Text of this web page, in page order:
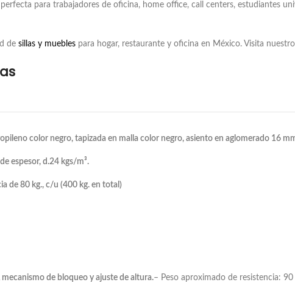
para trabajadores de oficina, home office, call centers, estudiantes
de sillas y muebles para hogar, restaurante y oficina en México. Visita nuestro
color negro, tapizada en malla color negro, asiento en aglomerado 16
espesor, d.24 kgs/m³.
de 80 kg., c/u (400 kg. en total)
de bloqueo y ajuste de altura.– Peso aproximado de resistencia: